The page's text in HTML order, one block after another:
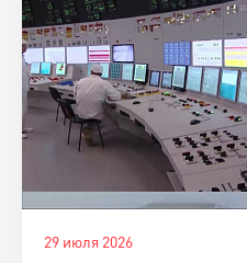
29 июля 2026